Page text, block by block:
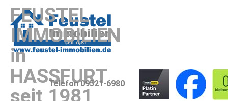
FEUSTEL
IMMOBILIEN
in
HASSFURT
seit 1981
Telefon 09521-6980